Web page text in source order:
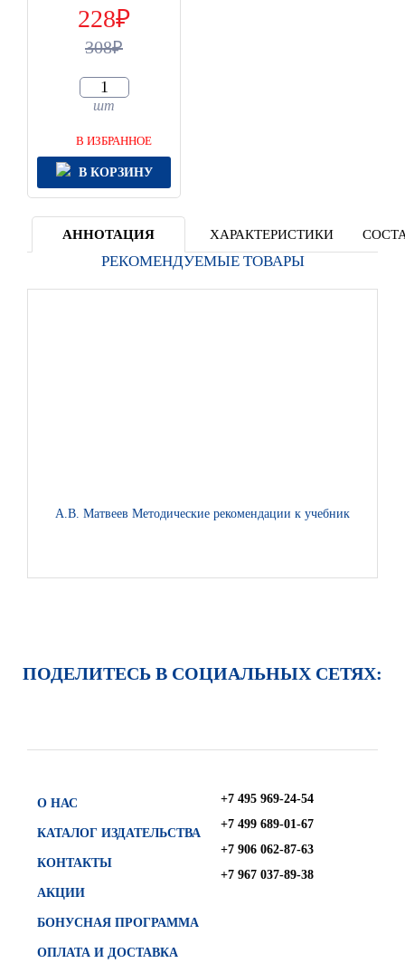
228
308
шт
В ИЗБРАННОЕ
В КОРЗИНУ
АННОТАЦИЯ ХАРАКТЕРИСТИКИ
РЕКОМЕНДУЕМЫЕ ТОВАРЫ
А.В. Матвеев Методические рекомендации к учебнику Е.М.
ПОДЕЛИТЕСЬ В СОЦИАЛЬНЫХ СЕТЯХ:
О НАС
КАТАЛОГ ИЗДАТЕЛЬСТВА
КОНТАКТЫ
АКЦИИ
БОНУСНАЯ ПРОГРАММА
ОПЛАТА И ДОСТАВКА
+7 495 969-24-54
+7 499 689-01-67
+7 906 062-87-63
+7 967 037-89-38